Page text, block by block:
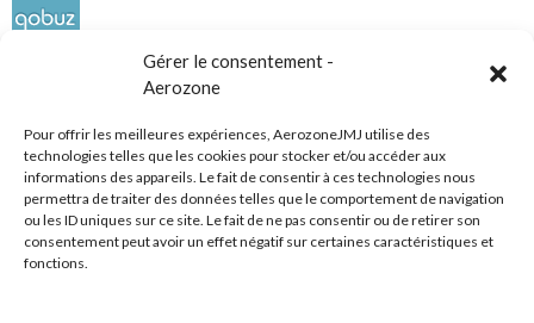
Gérer le consentement -
Aerozone
Pour offrir les meilleures expériences, AerozoneJMJ utilise des
technologies telles que les cookies pour stocker et/ou accéder aux
informations des appareils. Le fait de consentir à ces technologies nous
permettra de traiter des données telles que le comportement de navigation
ou les ID uniques sur ce site. Le fait de ne pas consentir ou de retirer son
consentement peut avoir un effet négatif sur certaines caractéristiques et
fonctions.
Réseaux sociaux